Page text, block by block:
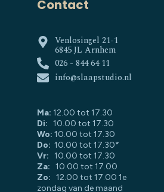
Contact
Venlosingel 21-1
6845 JL Arnhem
026 - 844 64 11
info@slaapstudio.nl
Ma: 12.00 tot 17.30
Di: 10.00 tot 17.30
Wo: 10.00 tot 17.30
Do: 10.00 tot 17.30*
Vr: 10.00 tot 17.30
Za: 10.00 tot 17.00
Zo: 12.00 tot 17.00 1e
zondag van de maand